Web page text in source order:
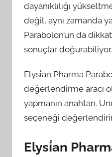
dayanıklılığı
değil, aynı zamanda
Parabolon’un da
sonuçlar doğurabiliyor.
Elysi̇an Pharma
değerlendirme aracı
yapmanın anahtarı.
seçeneği
Elysi̇an